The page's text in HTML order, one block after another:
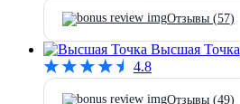
Отзывы (57)
Высшая Точка
4.8
Отзывы (49)